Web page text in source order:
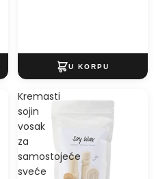
Kremasti
sojin
vosak
za
samostojeće
sveće